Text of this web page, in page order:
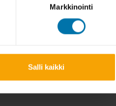
Markkinointi
Salli kaikki